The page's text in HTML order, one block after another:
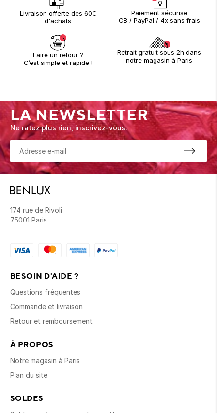
Livraison offerte dès 60€
d'achats
Paiement sécurisé
CB / PayPal / 4x sans frais
Faire un retour ?
C’est simple et rapide !
Retrait gratuit sous 2h dans
notre magasin à Paris
LA NEWSLETTER
Ne ratez plus rien, inscrivez-vous.
174 rue de Rivoli
75001 Paris
BESOIN D'AIDE ?
Questions fréquentes
Commande et livraison
Retour et remboursement
À PROPOS
Notre magasin à Paris
Plan du site
SOLDES